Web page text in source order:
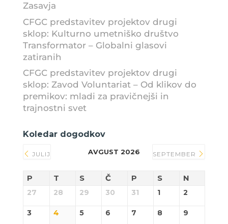
Zasavja
CFGC predstavitev projektov drugi
sklop: Kulturno umetniško društvo
Transformator – Globalni glasovi
zatiranih
CFGC predstavitev projektov drugi
sklop: Zavod Voluntariat – Od klikov do
premikov: mladi za pravičnejši in
trajnostni svet
Koledar dogodkov
JULIJ AVGUST 2026 SEPTEMBER
P T S Č P S N
27 28 29 30 31 1 2
3 4 5 6 7 8 9